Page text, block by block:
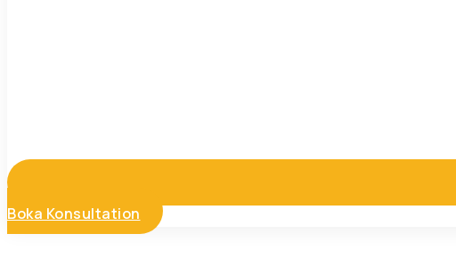
Boka Konsultation